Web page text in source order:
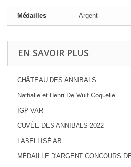
Médailles Argent
EN SAVOIR PLUS
CHÂTEAU DES ANNIBALS
Nathalie et Henri De Wulf Coquelle
IGP VAR
CUVÉE DES ANNIBALS 2022
LABELLISÉ AB
MÉDAILLE D'ARGENT CONCOURS